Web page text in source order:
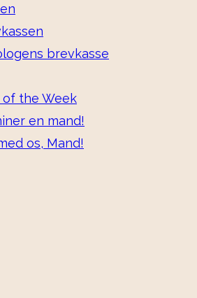
brevkasse
of the Week
en mand!
os, Mand!